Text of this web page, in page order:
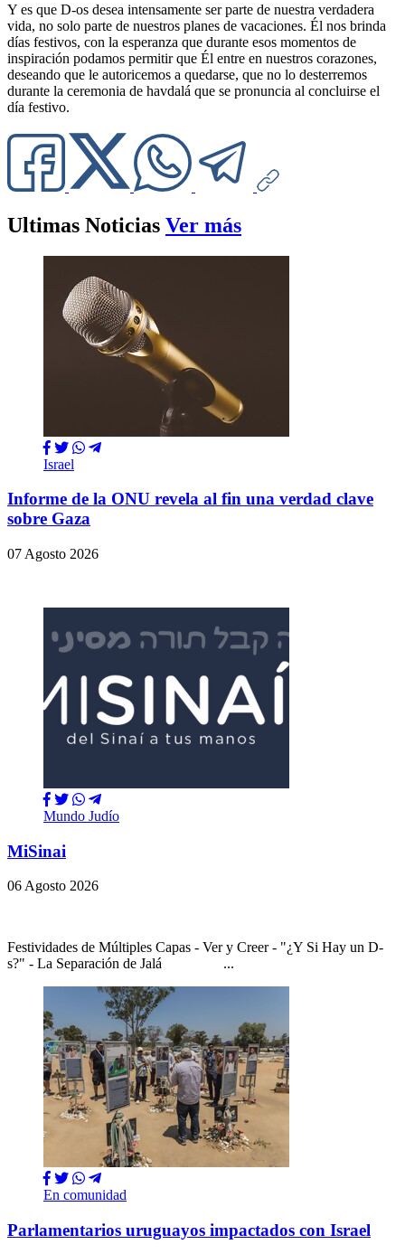
Y es que D-os desea intensamente ser parte de nuestra verdadera
vida, no solo parte de nuestros planes de vacaciones. Él nos brinda
días festivos, con la esperanza que durante esos momentos de
inspiración podamos permitir que Él entre en nuestros corazones,
deseando que le autoricemos a quedarse, que no lo desterremos
durante la ceremonia de havdalá que se pronuncia al concluirse el
día festivo.
Ultimas Noticias Ver más
Israel
Informe de la ONU revela al fin una verdad clave
sobre Gaza
07 Agosto 2026
Mundo Judío
MiSinai
06 Agosto 2026
Festividades de Múltiples Capas - Ver y Creer - "¿Y Si Hay un D-
s?" - La Separación de Jalá ...
En comunidad
Parlamentarios uruguayos impactados con Israel